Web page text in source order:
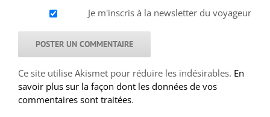
Je m'inscris à la newsletter du voyageur
Ce site utilise Akismet pour réduire les indésirables. En
savoir plus sur la façon dont les données de vos
commentaires sont traitées.